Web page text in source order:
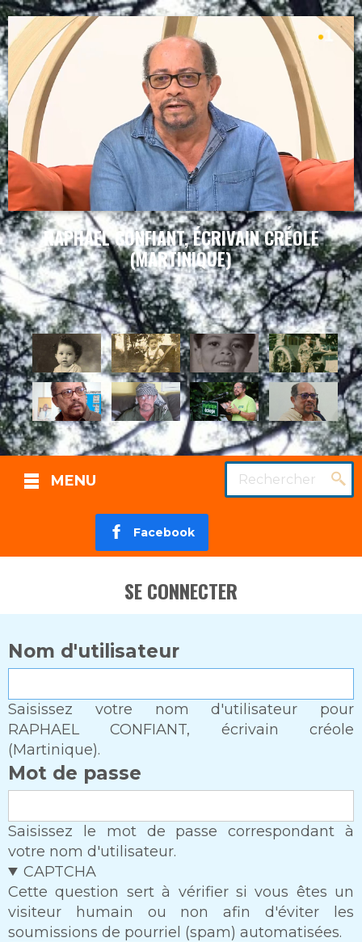
RAPHAEL CONFIANT, ÉCRIVAIN CRÉOLE
(MARTINIQUE)
MENU Rechercher
Facebook
SE CONNECTER
Nom d'utilisateur
Saisissez votre nom d'utilisateur pour
RAPHAEL CONFIANT, écrivain créole
(Martinique).
Mot de passe
Saisissez le mot de passe correspondant à
votre nom d'utilisateur.
CAPTCHA
Cette question sert à vérifier si vous êtes un
visiteur humain ou non afin d'éviter les
soumissions de pourriel (spam) automatisées.